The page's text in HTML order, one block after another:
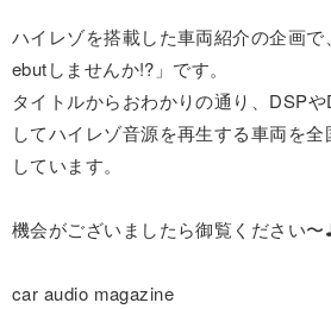
ハイレゾを搭載した車両紹介の企画
ebutしませんか!?」です。
タイトルからおわかりの通り、DSP
してハイレゾ音源を再生する車両を
しています。
機会がございましたら御覧ください〜
car audio magazine